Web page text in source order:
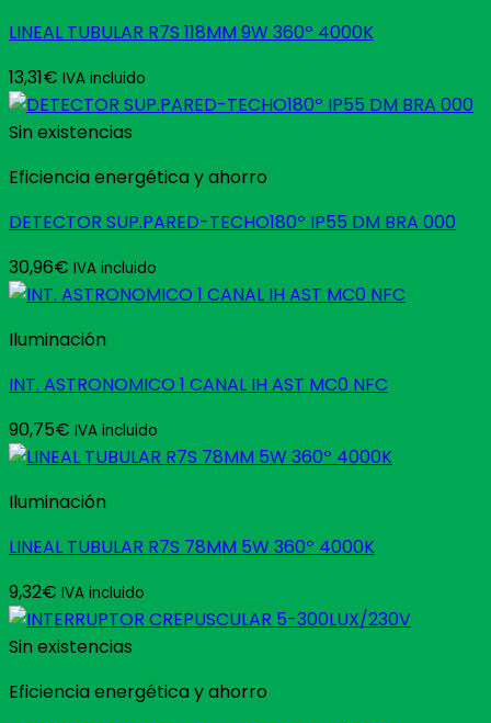
LINEAL TUBULAR R7S 118MM 9W 360º 4000K
13,31€ IVA incluido
Sin existencias
Eficiencia energética y ahorro
DETECTOR SUP.PARED-TECHO180º IP55 DM BRA 000
30,96€ IVA incluido
Iluminación
INT. ASTRONOMICO 1 CANAL IH AST MC0 NFC
90,75€ IVA incluido
Iluminación
LINEAL TUBULAR R7S 78MM 5W 360º 4000K
9,32€ IVA incluido
Sin existencias
Eficiencia energética y ahorro